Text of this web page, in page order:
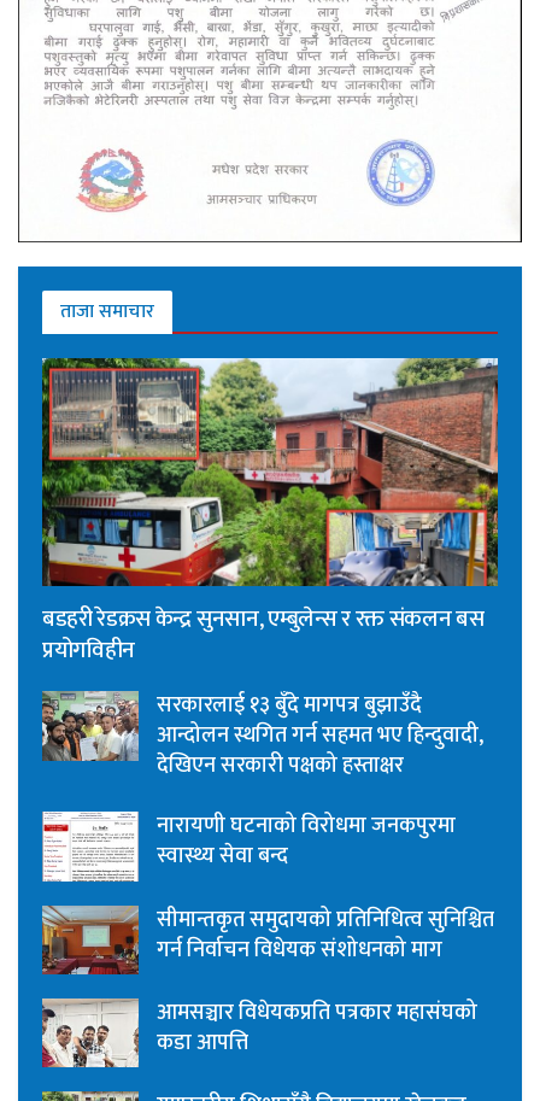
ताजा समाचार
बडहरी रेडक्रस केन्द्र सुनसान, एम्बुलेन्स र रक्त संकलन बस
प्रयोगविहीन
सरकारलाई १३ बुँदे मागपत्र बुझाउँदै
आन्दोलन स्थगित गर्न सहमत भए हिन्दुवादी,
देखिएन सरकारी पक्षको हस्ताक्षर
नारायणी घटनाको विरोधमा जनकपुरमा
स्वास्थ्य सेवा बन्द
सीमान्तकृत समुदायको प्रतिनिधित्व सुनिश्चित
गर्न निर्वाचन विधेयक संशोधनको माग
आमसञ्चार विधेयकप्रति पत्रकार महासंघको
कडा आपत्ति